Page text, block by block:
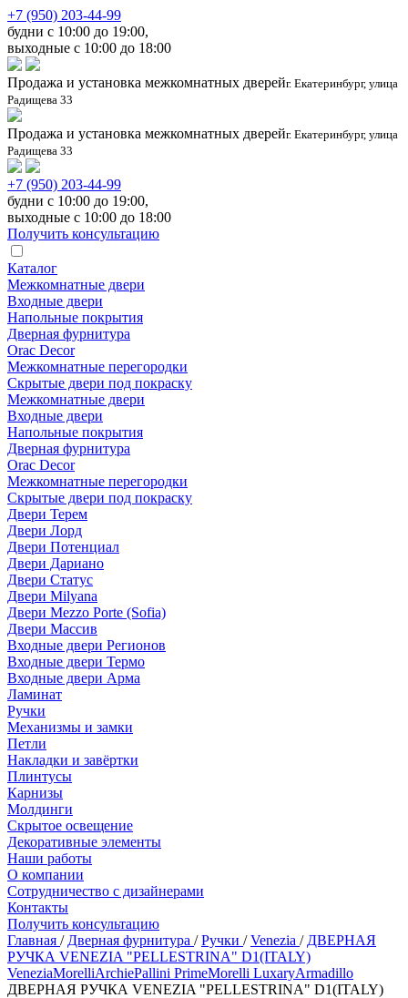
+7 (950) 203-44-99
будни с 10:00 до 19:00,
выходные с 10:00 до 18:00
Продажа и установка межкомнатных дверейг. Екатеринбург, улица
Радищева 33
Продажа и установка межкомнатных дверейг. Екатеринбург, улица
Радищева 33
+7 (950) 203-44-99
будни с 10:00 до 19:00,
выходные с 10:00 до 18:00
Получить консультацию
Каталог
Межкомнатные двери
Входные двери
Напольные покрытия
Дверная фурнитура
Orac Decor
Межкомнатные перегородки
Скрытые двери под покраскy
Межкомнатные двери
Входные двери
Напольные покрытия
Дверная фурнитура
Orac Decor
Межкомнатные перегородки
Скрытые двери под покраскy
Двери Терем
Двери Лорд
Двери Потенциал
Двери Дариано
Двери Статус
Двери Milyana
Двери Mezzo Porte (Sofia)
Двери Массив
Входные двери Регионов
Входные двери Термо
Входные двери Арма
Ламинат
Ручки
Механизмы и замки
Петли
Накладки и завёртки
Плинтусы
Карнизы
Молдинги
Скрытое освещение
Декоративные элементы
Наши работы
О компании
Сотрудничество с дизайнерами
Контакты
Получить консультацию
Главная / Дверная фурнитура /Ручки /Venezia / ДВЕРНАЯ
РУЧКА VENEZIA "PELLESTRINA" D1(ITALY)
VeneziaMorelliArchiePallini PrimeMorelli LuxaryArmadillo
ДВЕРНАЯ РУЧКА VENEZIA "PELLESTRINA" D1(ITALY)